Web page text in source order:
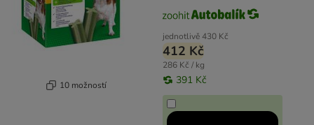
10 možností
jednotlivě430 Kč
412 Kč
286 Kč / kg
391 Kč